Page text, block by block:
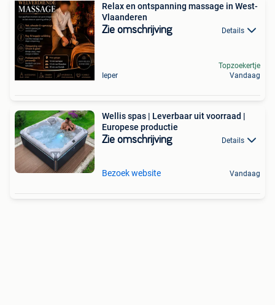
Relax en ontspanning massage in West-
Vlaanderen
Zie omschrijving Details
Ieper
Topzoekertje
Vandaag
Wellis spas | Leverbaar uit voorraad |
Europese productie
Zie omschrijving Details
Bezoek website Vandaag